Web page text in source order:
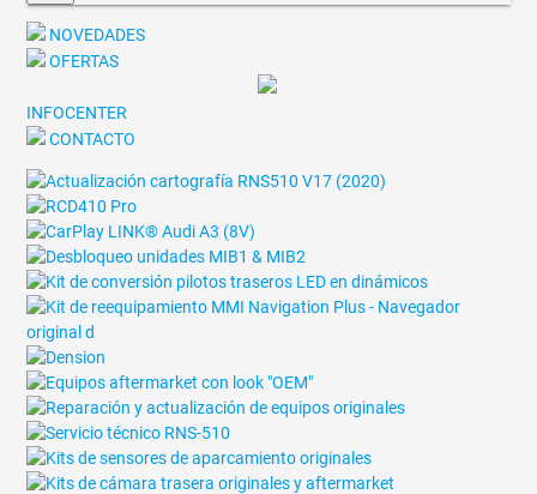
NOVEDADES
OFERTAS
INFOCENTER
CONTACTO